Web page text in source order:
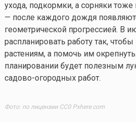
ухода, подкормки, а сорняки тоже
— после каждого дождя
геометрической прогрессией. В
распланировать работу так,
растениям, а помочь им
планировании будет полезным
садово-огородных работ.
Фото: по лицензии CC0 Pxhere.com